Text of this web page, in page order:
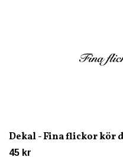
Dekal - Fina flickor kör
45 kr